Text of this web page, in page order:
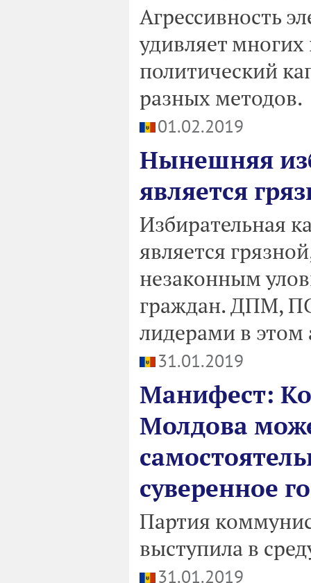
Агрессивность
удивляет
политический
разных методов.
01.02.2019
Нынешняя
является
Избирательная
является
незаконным
граждан. ДПМ,
лидерами в этом
31.01.2019
Манифест:
Молдова
суверенное
Партия
выступила в
31.01.2019